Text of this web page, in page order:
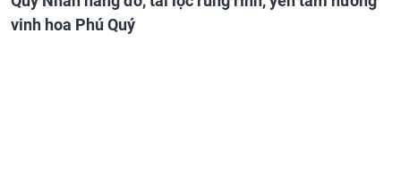
vinh hoa Phú Quý